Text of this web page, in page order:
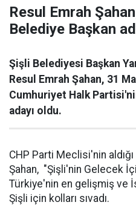
Resul Emrah
Belediye Başkan
Şişli Belediyesi Başkan
Resul Emrah Şahan, 31
Cumhuriyet Halk
adayı oldu.
CHP Parti Meclisi'nin
Şahan, "Şişli'nin Gelecek
Türkiye'nin en gelişmiş ve
Şişli için kolları sıvadı.